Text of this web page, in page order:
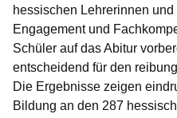
hessischen Lehrerinnen
Engagement und
Schüler auf das Abitur
entscheidend für den
Die Ergebnisse zeigen
Bildung an den 287